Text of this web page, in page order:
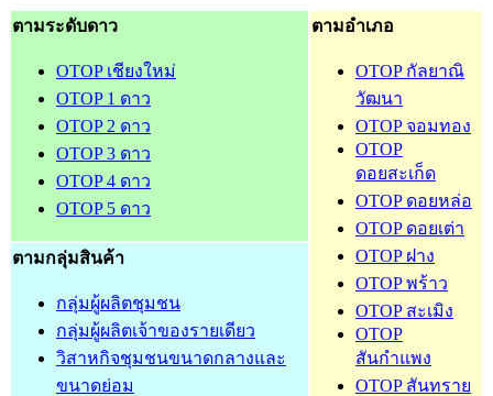
ตามระดับดาว
OTOP เชียงใหม่
OTOP 1 ดาว
OTOP 2 ดาว
OTOP 3 ดาว
OTOP 4 ดาว
OTOP 5 ดาว
ตามอำเภอ
OTOP กัลยาณิ
วัฒนา
OTOP จอมทอง
OTOP
ดอยสะเก็ด
OTOP ดอยหล่อ
OTOP ดอยเต่า
OTOP ฝาง
OTOP พร้าว
OTOP สะเมิง
OTOP
สันกำแพง
OTOP สันทราย
ตามกลุ่มสินค้า
กลุ่มผู้ผลิตชุมชน
กลุ่มผู้ผลิตเจ้าของรายเดียว
วิสาหกิจชุมชนขนาดกลางและ
ขนาดย่อม